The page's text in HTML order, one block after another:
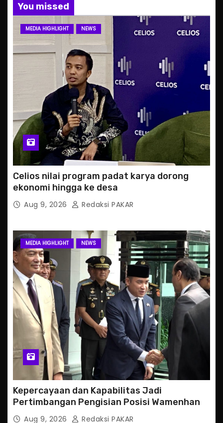
You missed
MEDIA HIGHLIGHT NEWS
Celios nilai program padat karya dorong
ekonomi hingga ke desa
Aug 9, 2026 Redaksi PAKAR
MEDIA HIGHLIGHT NEWS
Kepercayaan dan Kapabilitas Jadi
Pertimbangan Pengisian Posisi Wamenhan
Aug 9, 2026 Redaksi PAKAR